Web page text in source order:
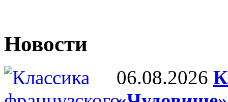
Новости
06.08.2026